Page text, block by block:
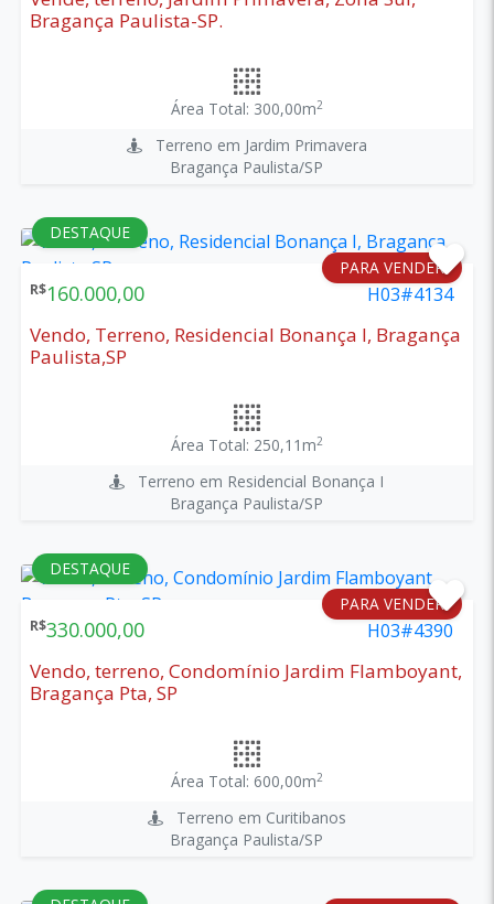
Bragança Paulista-SP.
Área Total: 300,00m2
Terreno em Jardim Primavera
Bragança Paulista/SP
DESTAQUE
PARA VENDER
R$160.000,00 H03#4134
Vendo, Terreno, Residencial Bonança I, Bragança
Paulista,SP
Área Total: 250,11m2
Terreno em Residencial Bonança I
Bragança Paulista/SP
DESTAQUE
PARA VENDER
R$330.000,00 H03#4390
Vendo, terreno, Condomínio Jardim Flamboyant,
Bragança Pta, SP
Área Total: 600,00m2
Terreno em Curitibanos
Bragança Paulista/SP